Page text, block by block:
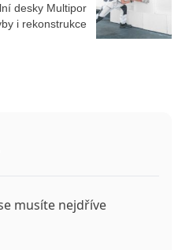
desky Multipor
i rekonstrukce
musíte nejdříve